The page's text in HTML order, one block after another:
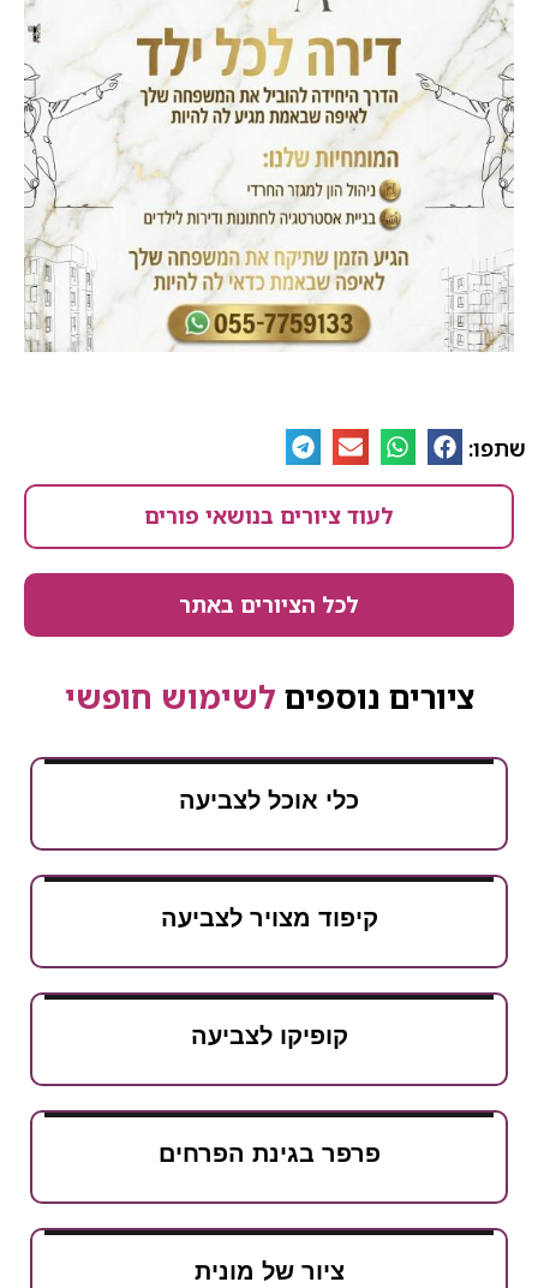
שתפו:
לעוד ציורים בנושאי פורים
לכל הציורים באתר
ציורים נוספים לשימוש חופשי
כלי אוכל לצביעה
קיפוד מצויר לצביעה
קופיקו לצביעה
פרפר בגינת הפרחים
ציור של מונית